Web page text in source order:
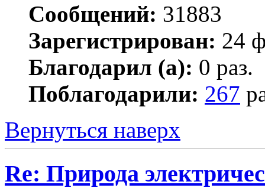
Сообщений: 31883
Зарегистрирован: 24
Благодарил (а): 0 раз.
Поблагодарили: 267
Вернуться наверх
Re: Природа